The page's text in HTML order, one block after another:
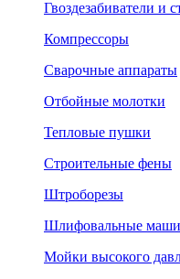
Гвоздезабиватели и
Компрессоры
Сварочные аппараты
Отбойные молотки
Тепловые пушки
Строительные фены
Штроборезы
Шлифовальные
Мойки высокого